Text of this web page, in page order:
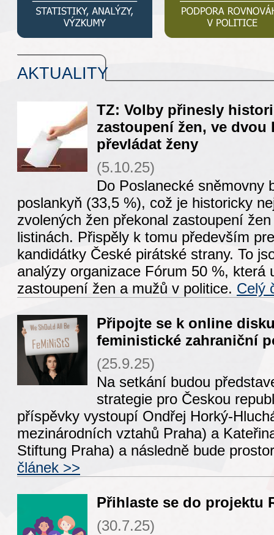
AKTUALITY
TZ: Volby přinesly
zastoupení žen, ve
převládat ženy
(5.10.25)
Do Poslanecké sněmovny
poslankyň (33,5 %), což je historicky
zvolených žen překonal zastoupení
listinách. Přispěly k tomu především
kandidátky České pirátské strany. To
analýzy organizace Fórum 50 %, která
zastoupení žen a mužů v politice. Celý
Připojte se k online
feministické zahraniční
(25.9.25)
Na setkání budou
strategie pro Českou
příspěvky vystoupí Ondřej Horký-
mezinárodních vztahů Praha) a
Stiftung Praha) a následně bude
článek >>
Přihlaste se do projektu
(30.7.25)